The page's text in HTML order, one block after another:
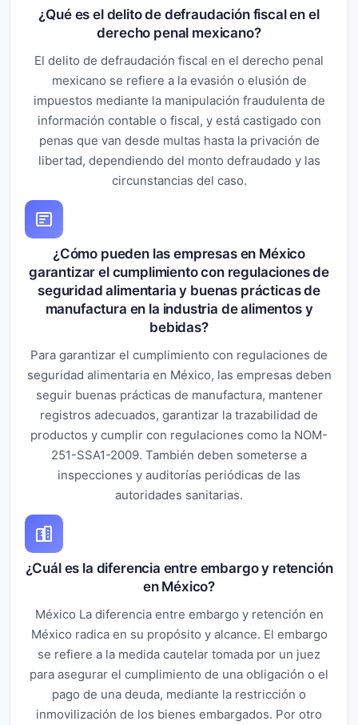
¿Qué es el delito de defraudación fiscal en el
derecho penal mexicano?
El delito de defraudación fiscal en el derecho penal
mexicano se refiere a la evasión o elusión de
impuestos mediante la manipulación fraudulenta de
información contable o fiscal, y está castigado con
penas que van desde multas hasta la privación de
libertad, dependiendo del monto defraudado y las
circunstancias del caso.
¿Cómo pueden las empresas en México
garantizar el cumplimiento con regulaciones de
seguridad alimentaria y buenas prácticas de
manufactura en la industria de alimentos y
bebidas?
Para garantizar el cumplimiento con regulaciones de
seguridad alimentaria en México, las empresas deben
seguir buenas prácticas de manufactura, mantener
registros adecuados, garantizar la trazabilidad de
productos y cumplir con regulaciones como la NOM-
251-SSA1-2009. También deben someterse a
inspecciones y auditorías periódicas de las
autoridades sanitarias.
¿Cuál es la diferencia entre embargo y retención
en México?
México La diferencia entre embargo y retención en
México radica en su propósito y alcance. El embargo
se refiere a la medida cautelar tomada por un juez
para asegurar el cumplimiento de una obligación o el
pago de una deuda, mediante la restricción o
inmovilización de los bienes embargados. Por otro